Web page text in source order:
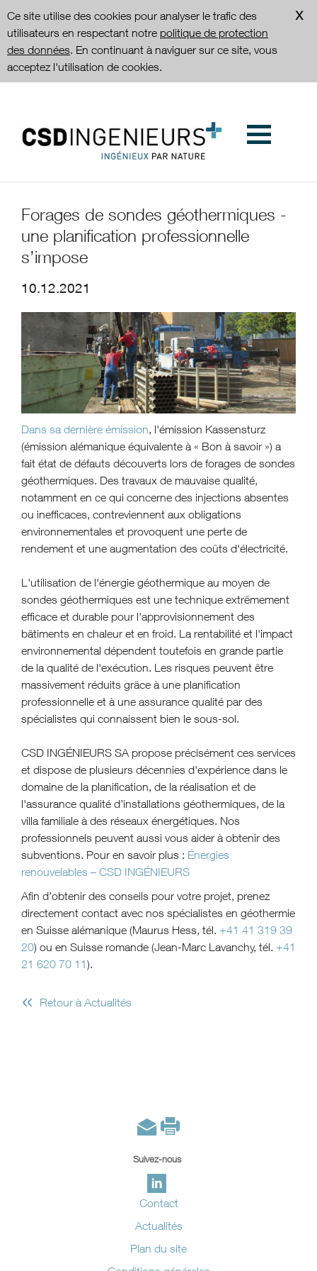
Ce site utilise des cookies pour analyser le trafic des
utilisateurs en respectant notre politique de protection
des données. En continuant à naviguer sur ce site, vous
acceptez l'utilisation de cookies.
Forages de sondes géothermiques -
une planification professionnelle
s’impose
10.12.2021
Dans sa dernière émission, l'émission Kassensturz
(émission alémanique équivalente à « Bon à savoir ») a
fait état de défauts découverts lors de forages de sondes
géothermiques. Des travaux de mauvaise qualité,
notamment en ce qui concerne des injections absentes
ou inefficaces, contreviennent aux obligations
environnementales et provoquent une perte de
rendement et une augmentation des coûts d'électricité.
L'utilisation de l'énergie géothermique au moyen de
sondes géothermiques est une technique extrêmement
efficace et durable pour l'approvisionnement des
bâtiments en chaleur et en froid. La rentabilité et l'impact
environnemental dépendent toutefois en grande partie
de la qualité de l'exécution. Les risques peuvent être
massivement réduits grâce à une planification
professionnelle et à une assurance qualité par des
spécialistes qui connaissent bien le sous-sol.
CSD INGÉNIEURS SA propose précisément ces services
et dispose de plusieurs décennies d'expérience dans le
domaine de la planification, de la réalisation et de
l'assurance qualité d’installations géothermiques, de la
villa familiale à des réseaux énergétiques. Nos
professionnels peuvent aussi vous aider à obtenir des
subventions. Pour en savoir plus : Énergies
renouvelables – CSD INGÉNIEURS
Afin d’obtenir des conseils pour votre projet, prenez
directement contact avec nos spécialistes en géothermie
en Suisse alémanique (Maurus Hess, tél. +41 41 319 39
20) ou en Suisse romande (Jean-Marc Lavanchy, tél. +41
21 620 70 11).
« Retour à Actualités
Suivez-nous
Contact
Actualités
Plan du site